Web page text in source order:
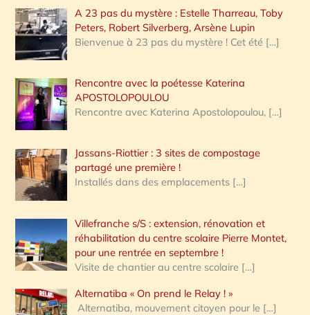
A 23 pas du mystère : Estelle Tharreau, Toby
Peters, Robert Silverberg, Arsène Lupin
Bienvenue à 23 pas du mystère ! Cet été […]
Rencontre avec la poétesse Katerina
APOSTOLOPOULOU
Rencontre avec Katerina Apostolopoulou, […]
Jassans-Riottier : 3 sites de compostage
partagé une première !
Installés dans des emplacements […]
Villefranche s/S : extension, rénovation et
réhabilitation du centre scolaire Pierre Montet,
pour une rentrée en septembre !
Visite de chantier au centre scolaire […]
Alternatiba « On prend le Relay ! »
Alternatiba, mouvement citoyen pour le […]